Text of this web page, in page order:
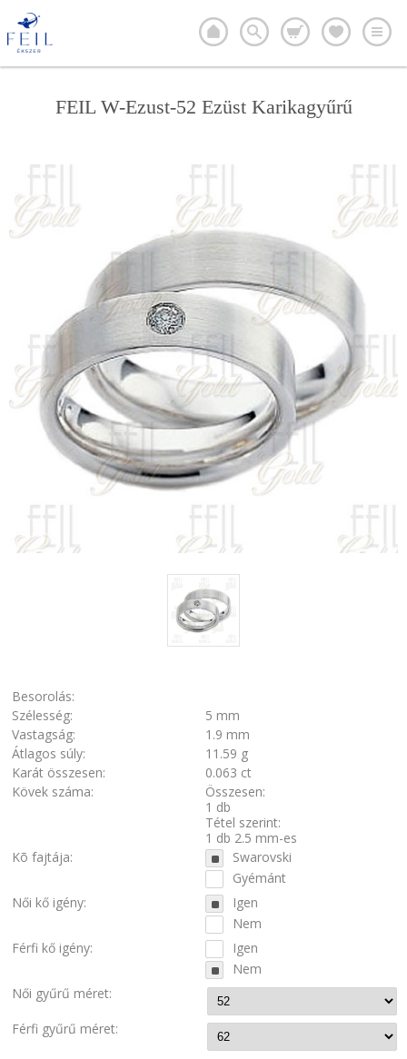
FEIL W-Ezust-52 Ezüst Karikagyűrű
Besorolás:
Szélesség:
5 mm
Vastagság:
1.9 mm
Átlagos súly:
11.59 g
Karát összesen:
0.063 ct
Kövek száma:
Összesen:
1 db
Tétel szerint:
1 db 2.5 mm-es
Kõ fajtája:
Swarovski
Gyémánt
Női kő igény:
Igen
Nem
Férfi kő igény:
Igen
Nem
Női gyűrű méret:
Férfi gyűrű méret: